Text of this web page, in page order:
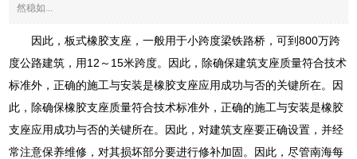
然稳如...
因此，板式橡胶支座，一般用于小跨度梁铁路桥，可到800万跨
度公路建筑，用12～15米跨度。因此，除确保建筑支座质量符合技术
标准外，正确的施工与安装是橡胶支座应用成功与否的关键所在。因
此，除确保橡胶支座质量符合技术标准外，正确的施工与安装是橡胶
支座应用成功与否的关键所在。因此，对建筑支座要正确设置，并经
常注意保养维修，对其损坏部分要进行修补加固。因此，尽管南海每